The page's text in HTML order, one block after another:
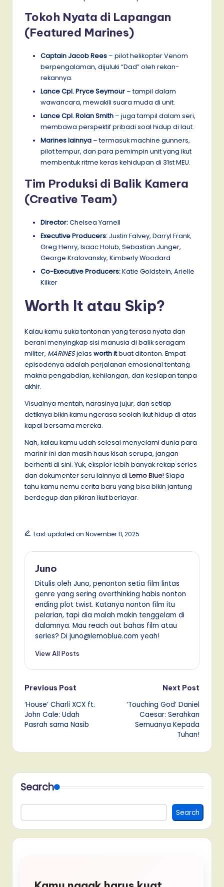
Tokoh Nyata di Lapangan
(Featured Marines)
Captain Jacob Rees – pilot helikopter Venom
berpengalaman, dijuluki “Dad” oleh rekan-
rekannya.
Lance Cpl. Pryce Seymour – tampil dalam
wawancara, mewakili suara muda di unit.
Lance Cpl. Rolan Smith – juga tampil dalam seri,
membawa perspektif pribadi soal hidup di laut.
Marines lainnya – termasuk machine gunners,
pilot tempur, dan para pemimpin unit yang ikut
membentuk ritme keras kehidupan di 31st MEU.
Tim Produksi di Balik Kamera
(Creative Team)
Director:Chelsea Yarnell
Executive Producers: Justin Falvey, Darryl Frank,
Greg Henry, Isaac Holub, Sebastian Junger,
George Kralovansky, Kimberly Woodard
Co-Executive Producers:Katie Goldstein, Arielle
Kilker
Worth It atau Skip?
Kalau kamu suka tontonan yang terasa nyata dan
berani menyingkap sisi manusia di balik seragam
militer, MARINESjelas worth itbuat ditonton. Empat
episodenya adalah perjalanan emosional tentang
makna pengabdian, kehilangan, dan kesiapan tanpa
akhir.
Visualnya mentah, narasinya jujur, dan setiap
detiknya bikin kamu ngerasa seolah ikut hidup di atas
kapal bersama mereka.
Nah, kalau kamu udah selesai menyelami dunia para
marinir ini dan masih haus kisah serupa, jangan
berhenti di sini. Yuk, eksplor lebih banyak rekap series
dan dokumenter seru lainnya di Lemo Blue! Siapa
tahu kamu nemu cerita baru yang bisa bikin jantung
berdegup dan pikiran ikut berlayar.
Last updated on November 11, 2025
Juno
Ditulis oleh Juno, penonton setia film lintas
genre yang sering overthinking habis nonton
ending plot twist. Katanya nonton film itu
pelarian, tapi dia malah makin tenggelam di
dalamnya. Mau reach out bahas film atau
series? Di juno@lemoblue.com yeah!
View All Posts
Post
navigation
Previous Post
‘House’ Charli XCX ft.
John Cale: Udah
Pasrah sama Nasib
Next Post
‘Touching God’ Daniel
Caesar: Serahkan
Semuanya Kepada
Tuhan!
Search
Search